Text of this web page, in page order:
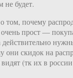
не будет.
том, почему
очень прост —
они скидок на
(тк их в